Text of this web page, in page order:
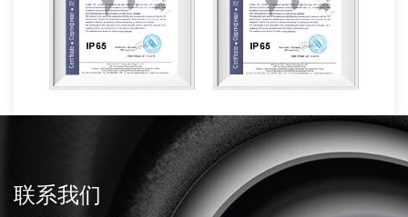
联系我们